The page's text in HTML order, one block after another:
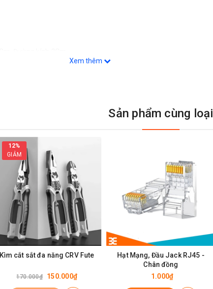
Xem thêm
Sản phẩm cùng loại
12%
GIẢM
Kìm cắt sắt đa năng CRV Fute
170.000₫ 150.000₫
Hạt Mạng, Đầu Jack RJ45 -
Chân đồng
1.000₫